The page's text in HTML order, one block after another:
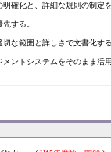
確化と、詳細な規則の制定
する。
な範囲と詳しさで文書化す
ントシステムをそのまま活